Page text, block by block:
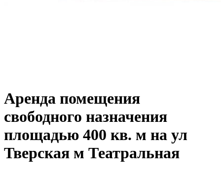
Аренда помещения
свободного назначения
площадью 400 кв. м на ул
Тверская м Театральная